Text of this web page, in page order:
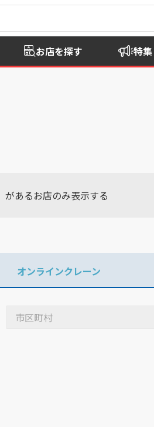
お店を探す 特
があるお店のみ表示する
オンラインクレーン